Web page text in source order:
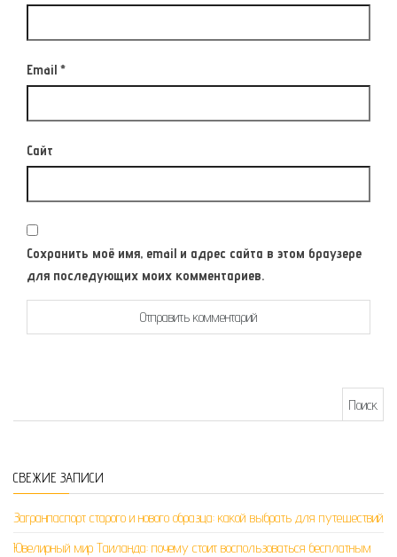
Email *
Сайт
Сохранить моё имя, email и адрес сайта в этом браузере
для последующих моих комментариев.
СВЕЖИЕ ЗАПИСИ
Загранпаспорт старого и нового образца: какой выбрать для путешествий
Ювелирный мир Таиланда: почему стоит воспользоваться бесплатным